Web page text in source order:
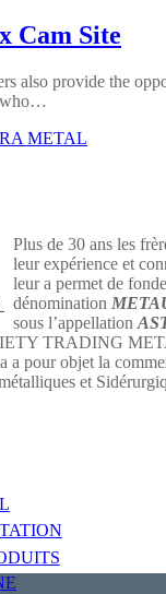
Cam Site
also provide the
who…
METAL
Plus de 30 ans les
leur expérience et
leur a permet de
dénomination
sous l’appellation
TRADING
a pour objet la
et